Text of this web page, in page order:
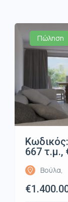
Πώληση
667 τ.μ.,
Βούλα,